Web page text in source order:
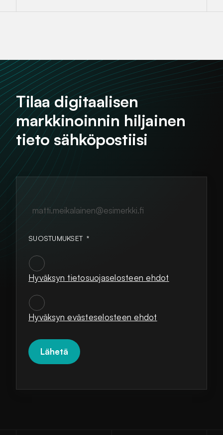
Tilaa digitaalisen
markkinoinnin hiljainen
tieto sähköpostiisi
SUOSTUMUKSET *
Hyväksyn tietosuojaselosteen ehdot
SUOSTUMUKSET
Hyväksyn evästeselosteen ehdot